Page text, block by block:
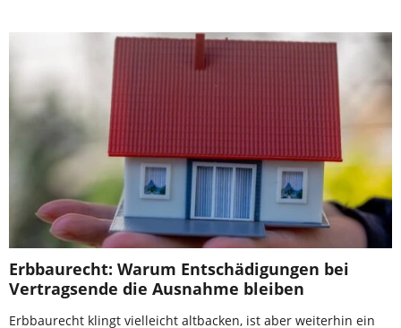
Erbbaurecht: Warum Entschädigungen bei
Vertragsende die Ausnahme bleiben
Erbbaurecht klingt vielleicht altbacken, ist aber weiterhin ein